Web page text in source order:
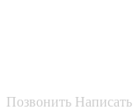
Позвонить Написать